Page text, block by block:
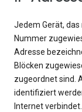
Jedem Gerät,
Nummer
Adresse
Blöcken
zugeordnet sind.
identifiziert
Internet verbindet.